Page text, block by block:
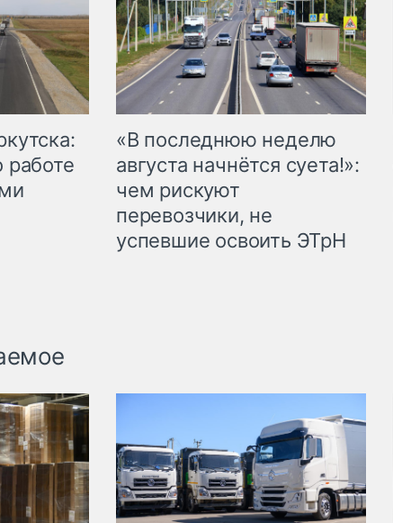
«В последнюю неделю
августа начнётся суета!»:
чем рискуют
перевозчики, не
успевшие освоить ЭТрН